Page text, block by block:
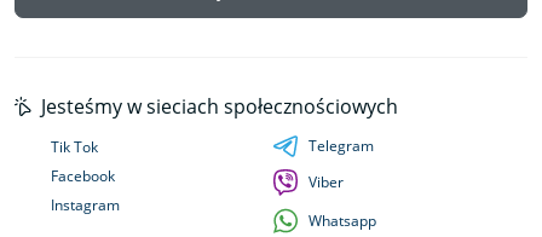
Jesteśmy w sieciach społecznościowych
Tik Tok
Facebook
Instagram
Telegram
Viber
Whatsapp